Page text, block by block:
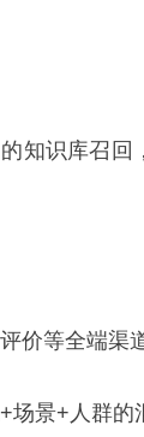
知识库召回
价等全端渠
+场景+人群